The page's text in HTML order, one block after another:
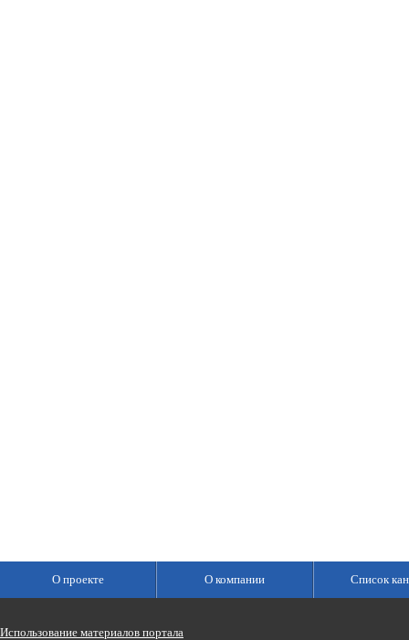
О проекте О компании Список
Использование материалов портала